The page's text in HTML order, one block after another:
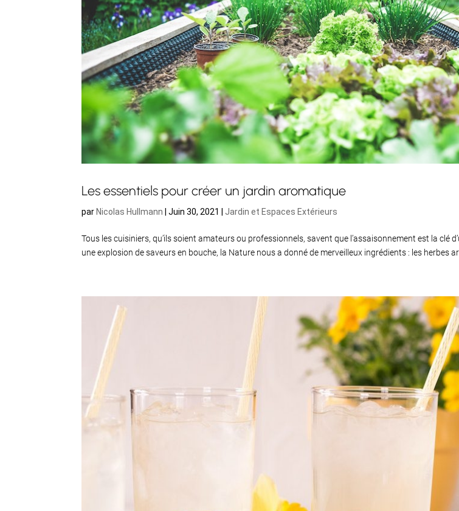
Les essentiels pour créer un jardin aromatique
par Nicolas Hullmann |Juin 30, 2021 Jardin et Espaces Extérieurs
Tous les cuisiniers, qu’ils soient amateurs ou professionnels, savent que l’assaisonnement est la clé
une explosion de saveurs en bouche, la Nature nous a donné de merveilleux ingrédients : les herbes